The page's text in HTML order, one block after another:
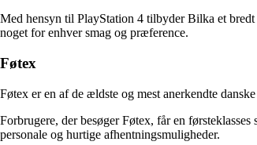
Med hensyn til PlayStation 4 tilbyder Bilka et
noget for enhver smag og præference.
Føtex
Føtex er en af de ældste og mest anerkendte
Forbrugere, der besøger Føtex, får en
personale og hurtige afhentningsmuligheder.